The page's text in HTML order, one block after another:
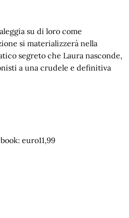
su di loro come
si materializzerà nella
segreto che Laura nasconde,
a una crudele e definitiva
euro11,99